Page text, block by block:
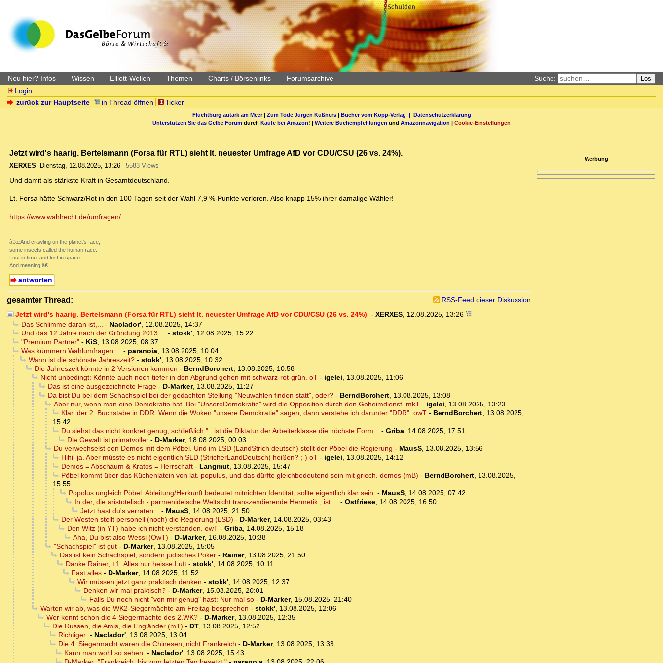
Neu hier? Infos Wissen Elliott-Wellen Themen Charts / Börsenlinks Forumsarchive Suche: Los
Login
zurück zur Hauptseite
in Thread öffnen Ticker
Fluchtburg autark am Meer| Zum Tode Jürgen Küßners| Bücher vom Kopp-Verlag | Datenschutzerklärung
Unterstützen Sie das Gelbe Forum durch Käufe bei Amazon! | Weitere Buchempfehlungen und Amazonnavigation | Cookie-Einstellungen
Jetzt wird's haarig. Bertelsmann (Forsa für RTL) sieht lt. neuester Umfrage AfD vor CDU/CSU (26 vs. 24%).
XERXES, Dienstag, 12.08.2025, 13:26 5583 Views
Und damit als stärkste Kraft in Gesamtdeutschland.
Lt. Forsa hätte Schwarz/Rot in den 100 Tagen seit der Wahl 7,9 %-Punkte verloren. Also knapp 15% ihrer damalige Wähler!
https://www.wahlrecht.de/umfragen/
--
â€œAnd crawling on the planet's face,
some insects called the human race.
Lost in time, and lost in space.
And meaning.â€
antworten
gesamter Thread:
RSS-Feed dieser Diskussion
Jetzt wird's haarig. Bertelsmann (Forsa für RTL) sieht lt. neuester Umfrage AfD vor CDU/CSU (26 vs. 24%). - XERXES, 12.08.2025, 13:26
Das Schlimme daran ist,... - Naclador', 12.08.2025, 14:37
Und das 12 Jahre nach der Gründung 2013 ... - stokk', 12.08.2025, 15:22
"Premium Partner"- KiS, 13.08.2025, 08:37
Was kümmern Wahlumfragen ... - paranoia, 13.08.2025, 10:04
Wann ist die schönste Jahreszeit?- stokk', 13.08.2025, 10:32
Die Jahreszeit könnte in 2 Versionen kommen - BerndBorchert, 13.08.2025, 10:58
Nicht unbedingt: Könnte auch noch tiefer in den Abgrund gehen mit schwarz-rot-grün. oT- igelei, 13.08.2025, 11:06
Das ist eine ausgezeichnete Frage- D-Marker, 13.08.2025, 11:27
Da bist Du bei dem Schachspiel bei der gedachten Stellung "Neuwahlen finden statt", oder?- BerndBorchert, 13.08.2025, 13:08
Aber nur, wenn man eine Demokratie hat. Bei "UnsereDemokratie" wird die Opposition durch den Geheimdienst..mkT- igelei, 13.08.2025, 13:23
Klar, der 2. Buchstabe in DDR. Wenn die Woken "unsere Demokratie" sagen, dann verstehe ich darunter "DDR". owT- BerndBorchert, 13.08.2025,
15:42
Du siehst das nicht konkret genug, schließlich "...ist die Diktatur der Arbeiterklasse die höchste Form... - Griba, 14.08.2025, 17:51
Die Gewalt ist primatvoller- D-Marker, 18.08.2025, 00:03
Du verwechselst den Demos mit dem Pöbel. Und im LSD (LandStrich deutsch) stellt der Pöbel die Regierung - MausS, 13.08.2025, 13:56
Hihi, ja. Aber müsste es nicht eigentlich SLD (StricherLandDeutsch) heißen? ;-) oT- igelei, 13.08.2025, 14:12
Demos = Abschaum & Kratos = Herrschaft- Langmut, 13.08.2025, 15:47
Pöbel kommt über das Küchenlatein von lat. populus, und das dürfte gleichbedeutend sein mit griech. demos (mB) - BerndBorchert, 13.08.2025,
15:55
Popolus ungleich Pöbel. Ableitung/Herkunft bedeutet mitnichten Identität, sollte eigentlich klar sein. - MausS, 14.08.2025, 07:42
In der, die aristotelisch - parmenideische Weltsicht transzendierende Hermetik , ist ... - Ostfriese, 14.08.2025, 16:50
Jetzt hast du's verraten... - MausS, 14.08.2025, 21:50
Der Westen stellt personell (noch) die Regierung (LSD) - D-Marker, 14.08.2025, 03:43
Den Witz (in YT) habe ich nicht verstanden. owT- Griba, 14.08.2025, 15:18
Aha, Du bist also Wessi (OwT) - D-Marker, 16.08.2025, 10:38
"Schachspiel" ist gut- D-Marker, 13.08.2025, 15:05
Das ist kein Schachspiel, sondern jüdisches Poker- Rainer, 13.08.2025, 21:50
Danke Rainer, +1: Alles nur heisse Luft- stokk', 14.08.2025, 10:11
Fast alles- D-Marker, 14.08.2025, 11:52
Wir müssen jetzt ganz praktisch denken - stokk', 14.08.2025, 12:37
Denken wir mal praktisch?- D-Marker, 15.08.2025, 20:01
Falls Du noch nicht "von mir genug" hast: Nur mal so- D-Marker, 15.08.2025, 21:40
Warten wir ab, was die WK2-Siegermächte am Freitag besprechen - stokk', 13.08.2025, 12:06
Wer kennt schon die 4 Siegermächte des 2.WK?- D-Marker, 13.08.2025, 12:35
Die Russen, die Amis, die Engländer (mT) - DT, 13.08.2025, 12:52
Richtiger: - Naclador', 13.08.2025, 13:04
Die 4. Siegermacht waren die Chinesen, nicht Frankreich - D-Marker, 13.08.2025, 13:33
Kann man wohl so sehen. - Naclador', 13.08.2025, 15:43
Werbung